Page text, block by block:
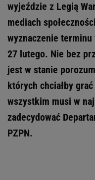
wyjeździe z Legią
mediach
wyznaczenie
27 lutego. Nie bez
jest w stanie
których chciałby
wszystkim musi w
zadecydować
PZPN.